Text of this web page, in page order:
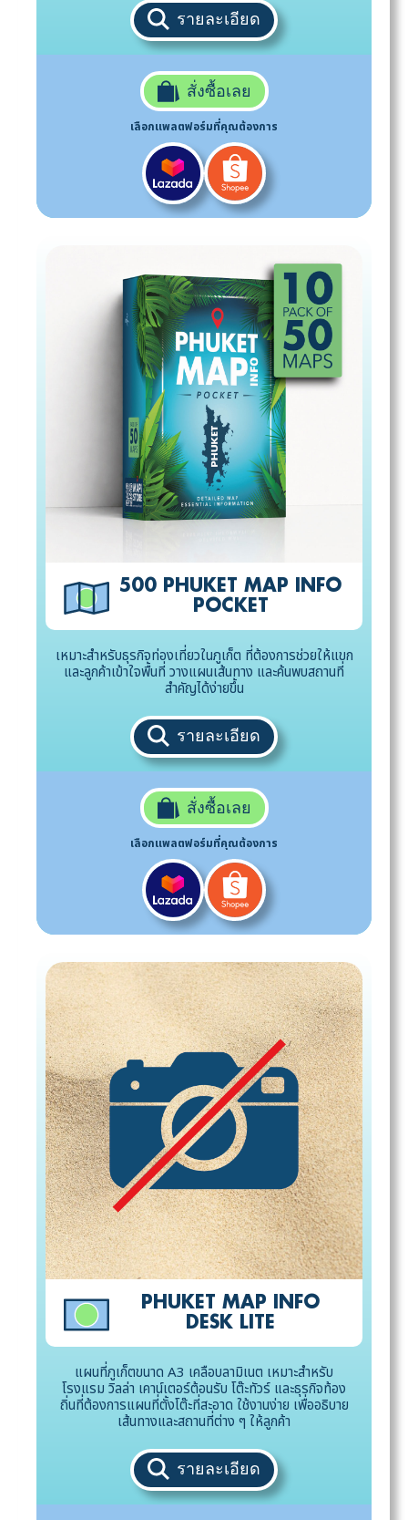
รายละเอียด
สั่งซื้อเลย
เลือกแพลตฟอร์มที่คุณต้องการ
500 PHUKET MAP INFO
POCKET
เหมาะสำหรับธุรกิจท่องเที่ยวในภูเก็ต ที่ต้องการช่วยให้แขก
และลูกค้าเข้าใจพื้นที่ วางแผนเส้นทาง และค้นพบสถานที่
สำคัญได้ง่ายขึ้น
รายละเอียด
สั่งซื้อเลย
เลือกแพลตฟอร์มที่คุณต้องการ
PHUKET MAP INFO
DESK LITE
แผนที่ภูเก็ตขนาด A3 เคลือบลามิเนต เหมาะสำหรับ
โรงแรม วิลล่า เคาน์เตอร์ต้อนรับ โต๊ะทัวร์ และธุรกิจท้อง
ถิ่นที่ต้องการแผนที่ตั้งโต๊ะที่สะอาด ใช้งานง่าย เพื่ออธิบาย
เส้นทางและสถานที่ต่าง ๆ ให้ลูกค้า
รายละเอียด